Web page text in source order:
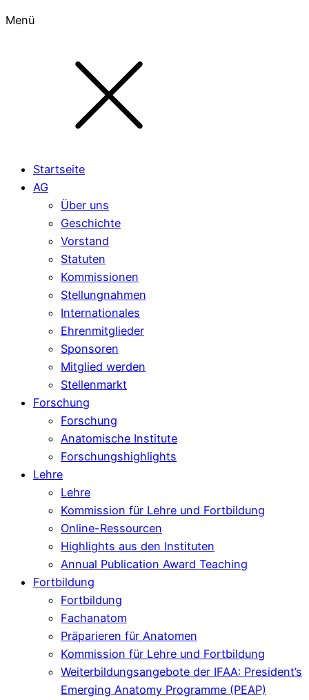
Menü
Startseite
AG
Über uns
Geschichte
Vorstand
Statuten
Kommissionen
Stellungnahmen
Internationales
Ehrenmitglieder
Sponsoren
Mitglied werden
Stellenmarkt
Forschung
Forschung
Anatomische Institute
Forschungshighlights
Lehre
Lehre
Kommission für Lehre und Fortbildung
Online-Ressourcen
Highlights aus den Instituten
Annual Publication Award Teaching
Fortbildung
Fortbildung
Fachanatom
Präparieren für Anatomen
Kommission für Lehre und Fortbildung
Weiterbildungsangebote der IFAA: President’s
Emerging Anatomy Programme (PEAP)